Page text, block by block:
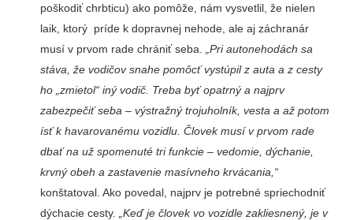
poškodiť chrbticu) ako pomôže, nám vysvetlil, že nielen
laik, ktorý príde k dopravnej nehode, ale aj záchranár
musí v prvom rade chrániť seba.
„Pri autonehodách sa
stáva, že vodičov snahe pomôcť vystúpil z auta a z cesty
ho „zmietol“ iný vodič. Treba byť opatrný a najprv
zabezpečiť seba – výstražný trojuholník, vesta a až potom
ísť k havarovanému vozidlu. Človek musí v prvom rade
dbať na už spomenuté tri funkcie – vedomie, dýchanie,
krvný obeh a zastavenie masívneho krvácania,“
konštatoval. Ako povedal, najprv je potrebné spriechodniť
dýchacie cesty.
„Keď je človek vo vozidle zakliesnený, je v